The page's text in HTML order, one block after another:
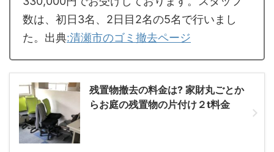
数は、初日3名、2日目2名の5名で行いまし
た。出典:清瀬市のゴミ撤去ページ
残置物撤去の料金は? 家財丸ごとか
らお庭の残置物の片付け２t料金